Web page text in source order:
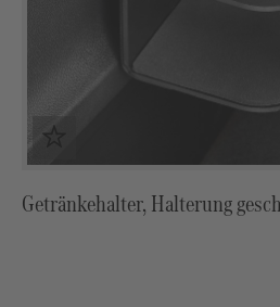
Getränkehalter, Halterung